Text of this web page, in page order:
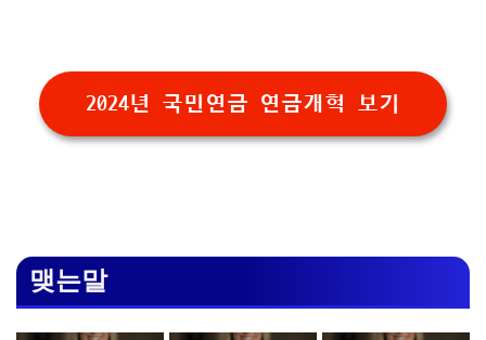
2024년 국민연금 연금개혁 보기
맺는말